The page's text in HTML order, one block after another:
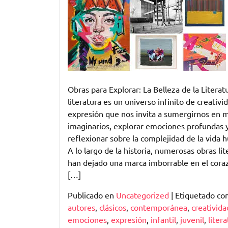
para
Enamorarse
de
la
Literatura
Obras para Explorar: La Belleza de la
literatura es un universo infinito de
expresión que nos invita a sumergirnos en
imaginarios, explorar emociones profundas
reflexionar sobre la complejidad de la vida
A lo largo de la historia, numerosas obras
han dejado una marca imborrable en el
[…]
Publicado en Uncategorized | Etiquetado
autores, clásicos, contemporánea,
emociones, expresión, infantil, juvenil,